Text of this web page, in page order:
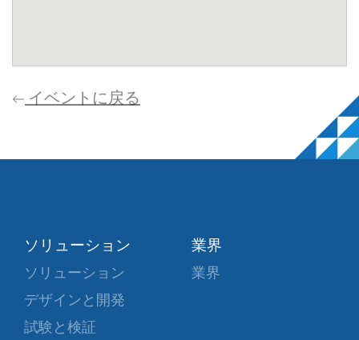
イベントに戻る
ソリューション
ソリューション
デザインと開発
試験と検証
業界
業界